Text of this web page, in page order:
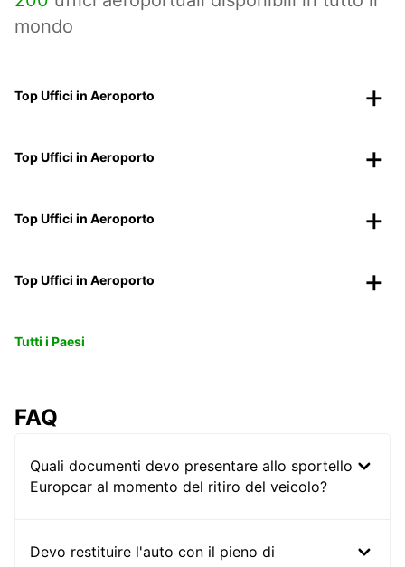
mondo
Top Uffici in Aeroporto
Top Uffici in Aeroporto
Top Uffici in Aeroporto
Top Uffici in Aeroporto
Tutti i Paesi
FAQ
Quali documenti devo presentare allo sportello
Europcar al momento del ritiro del veicolo?
Devo restituire l'auto con il pieno di